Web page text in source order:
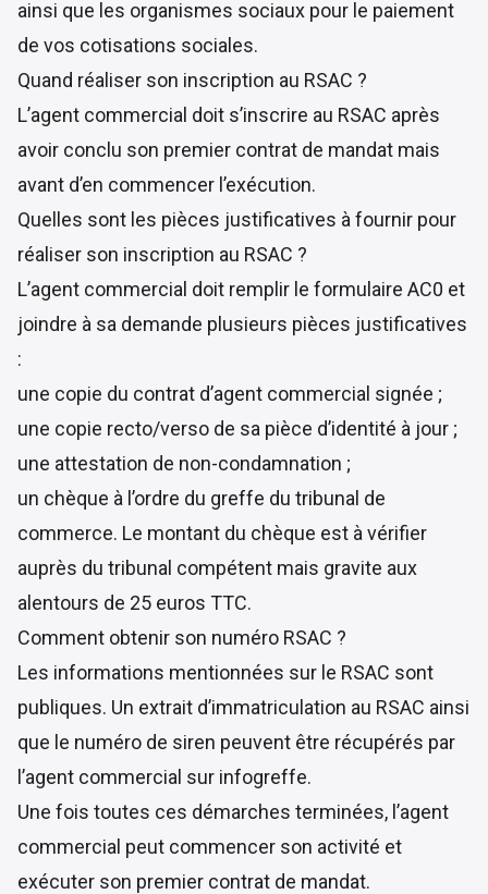
ainsi que les organismes sociaux pour le paiement
de vos cotisations sociales.
Quand réaliser son inscription au RSAC ?
L’agent commercial doit s’inscrire au RSAC après
avoir conclu son premier contrat de mandat mais
avant d’en commencer l’exécution.
Quelles sont les pièces justificatives à fournir pour
réaliser son inscription au RSAC ?
L’agent commercial doit remplir le formulaire AC0 et
joindre à sa demande plusieurs pièces justificatives
:
une copie du contrat d’agent commercial signée ;
une copie recto/verso de sa pièce d’identité à jour ;
une attestation de non-condamnation ;
un chèque à l’ordre du greffe du tribunal de
commerce. Le montant du chèque est à vérifier
auprès du tribunal compétent mais gravite aux
alentours de 25 euros TTC.
Comment obtenir son numéro RSAC ?
Les informations mentionnées sur le RSAC sont
publiques. Un extrait d’immatriculation au RSAC ainsi
que le numéro de siren peuvent être récupérés par
l’agent commercial sur infogreffe.
Une fois toutes ces démarches terminées, l’agent
commercial peut commencer son activité et
exécuter son premier contrat de mandat.